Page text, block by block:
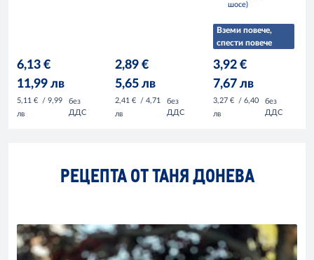
6,13 €
11,99 лв
5,11 € / 9,99
лв
без
ДДС
2,89 €
5,65 лв
2,41 € / 4,71
лв
без
ДДС
шосе)
Вземи повече,
спести повече
3,92 €
7,67 лв
3,27 € / 6,40
лв
без
ДДС
РЕЦЕПТА ОТ ТАНЯ ДОНЕВА